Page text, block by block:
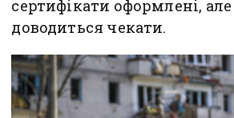
сертифікати оформлені,
доводиться чекати.